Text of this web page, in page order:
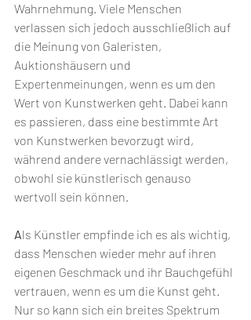
Wahrnehmung. Viele Menschen
verlassen sich jedoch ausschließlich auf
die Meinung von Galeristen,
Auktionshäusern und
Expertenmeinungen, wenn es um den
Wert von Kunstwerken geht. Dabei kann
es passieren, dass eine bestimmte Art
von Kunstwerken bevorzugt wird,
während andere vernachlässigt werden,
obwohl sie künstlerisch genauso
wertvoll sein können.
Als Künstler empfinde ich es als wichtig,
dass Menschen wieder mehr auf ihren
eigenen Geschmack und ihr Bauchgefühl
vertrauen, wenn es um die Kunst geht.
Nur so kann sich ein breites Spektrum